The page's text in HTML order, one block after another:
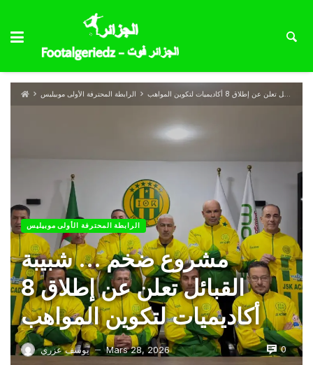
الرابطة المحترفة الأولى موبيليس مشروع ضخم … شبيبة القبائل تعلن عن إطلاق 8 أكاديميات لتكوين المواهب
الرابطة المحترفة الأولى موبيليس
مشروع ضخم … شبيبة
القبائل تعلن عن إطلاق 8
أكاديميات لتكوين المواهب
يوسف عزري — Mars 28, 2026 0